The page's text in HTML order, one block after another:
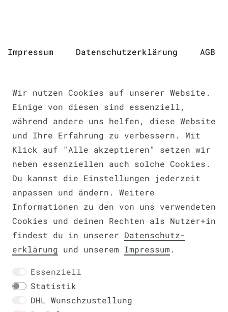
Wir nutzen Cookies auf unserer Website.
Einige von diesen sind essenziell,
während andere uns helfen, diese Website
und Ihre Erfahrung zu verbessern. Mit
Klick auf "Alle akzeptieren" setzen wir
neben essenziellen auch solche Cookies.
Du kannst die Einstellungen jederzeit
anpassen und ändern. Weitere
Informationen zu den von uns verwendeten
Cookies und deinen Rechten als Nutzer+in
findest du in unserer Daten­schutz­
erklärung und unserem Impressum .
Essenziell
Statistik
DHL Wunschzustellung
Impressum Daten­schutz­erklärung AGB
Widerrufs­recht VERTRAG WIDERRUFEN
Kontakt